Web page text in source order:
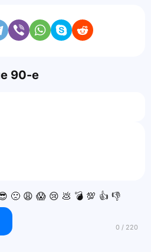
90-е
🙁 😩 😱 😢 💩 💣 💯 👍 👎